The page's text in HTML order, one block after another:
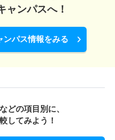
ャンパスへ！
ンパス情報をみる
どの項目別に、
してみよう！